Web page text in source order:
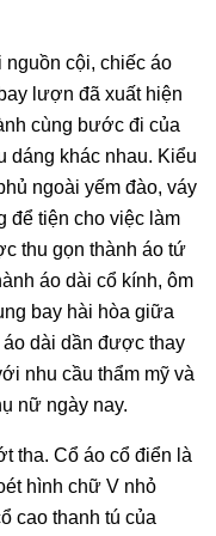
cội, chiếc áo
lượn đã xuất hiện
cùng bước đi của
dáng khác nhau. Kiểu
ngoài yếm đào, váy
để tiện cho việc làm
thu gọn thành áo tứ
áo dài cổ kính, ôm
bay hài hòa giữa
dài dần được thay
nhu cầu thẩm mỹ và
nữ ngày nay.
tha. Cổ áo cổ điển là
hình chữ V nhỏ
cao thanh tú của